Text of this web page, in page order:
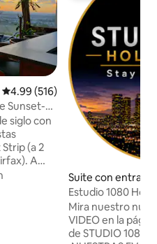
Calificación promedio: 4.99 de
4.99 (516)
Sunset-
siglo con
(a 2
A
pero
Suite con entrada
ente en Los
Estudio 1080
DTLA/privacidad
Mira nuestro
VIDEO en la
de STUDIO 1080